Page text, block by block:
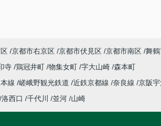
京都市右京区 京都市伏見区 京都市南区 舞
寺 鶏冠井町 物集女町 字大山崎 森本町
線 嵯峨野観光鉄道 近鉄京都線 奈良線 京阪
洛西口 千代川 並河 山崎